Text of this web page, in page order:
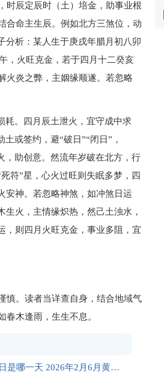
时辰定辰时（土）培金，助事业根
合命主生辰。例如北方三煞位，动
分析：某人生于庚戌年腊月初八卯
，火旺克金，若于四月十二癸亥
火炎之弊，主姻缘顺遂。若忽略
耗。四月辰土泄火，宜守成中求
或签约，避“破日”“闭日”，
，助创意。然流年岁破在北方，行
符”星，心火过旺则失眠多梦，四
安神。若忽略神煞，如冲煞日运
火，主情缘炽热，然己土浊水，
，则四月火旺克金，事业多阻，宜
慎。读者当详查自身，结合地域气
木逢雨，生生不息。
2026年2月黄道吉日是哪一天 2026年2月6月黄道吉日